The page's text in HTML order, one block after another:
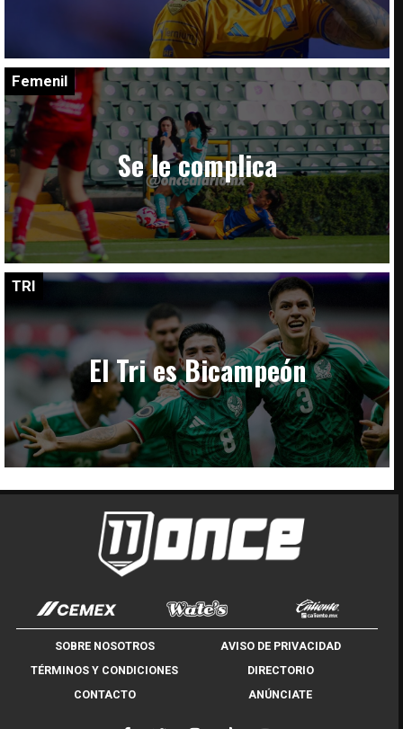
Femenil
Se le complica
TRI
El Tri es Bicampeón
SOBRE NOSOTROS
AVISO DE PRIVACIDAD
TÉRMINOS Y CONDICIONES
DIRECTORIO
CONTACTO
ANÚNCIATE